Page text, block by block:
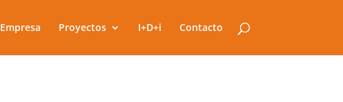
Empresa Proyectos I+D+i Contacto